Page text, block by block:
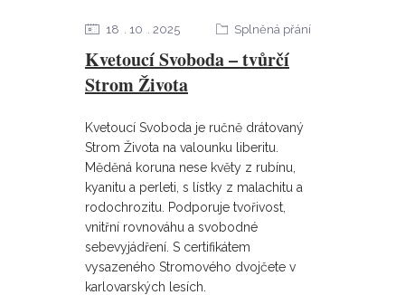
Kvetoucí Svoboda – tvůrčí
Strom Života
18 10 2025 Splněná přání
Kvetoucí Svoboda je ručně drátovaný
Strom Života na valounku liberitu.
Měděná koruna nese květy z rubínu,
kyanitu a perleti, s lístky z malachitu a
rodochrozitu. Podporuje tvořivost,
vnitřní rovnováhu a svobodné
sebevyjádření. S certifikátem
vysazeného Stromového dvojčete v
karlovarských lesích.